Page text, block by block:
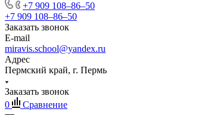
+7 909 108‒86‒50
+7 909 108‒86‒50
Заказать звонок
E-mail
miravis.school@yandex.ru
Адрес
Пермский край, г. Пермь
Заказать звонок
0
Сравнение